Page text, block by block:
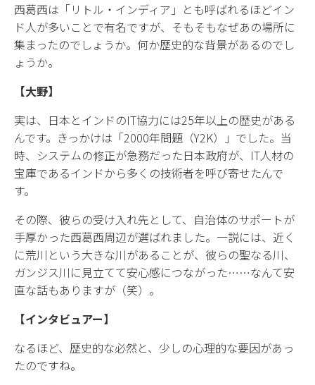
西葛西は「リトル・インディア」とも呼ばれるほどイン
ド人が多いことで有名ですが、そもそもなぜあの場所に
集まったのでしょうか。何か歴史的な背景があるのでし
ょうか。
【大野】
実は、日本とインドのIT協力には25年以上の歴史がある
んです。きっかけは「2000年問題（Y2K）」でした。当
時、システムの修正が急務だった日本政府が、IT人材の
宝庫であるインドから多くの技術者を呼び寄せたんで
す。
その際、彼らの受け入れ先として、自治体のサポートが
手厚かった西葛西周辺が選ばれました。一説には、近く
に荒川という大きな川があることが、彼らの聖なる川、
ガンジス川に見立てて安心感につながった……なんて安
直な話もありますが（笑）。
【インタビュアー】
なるほど、歴史的な必然と、少しの心理的な要因があっ
たのですね。